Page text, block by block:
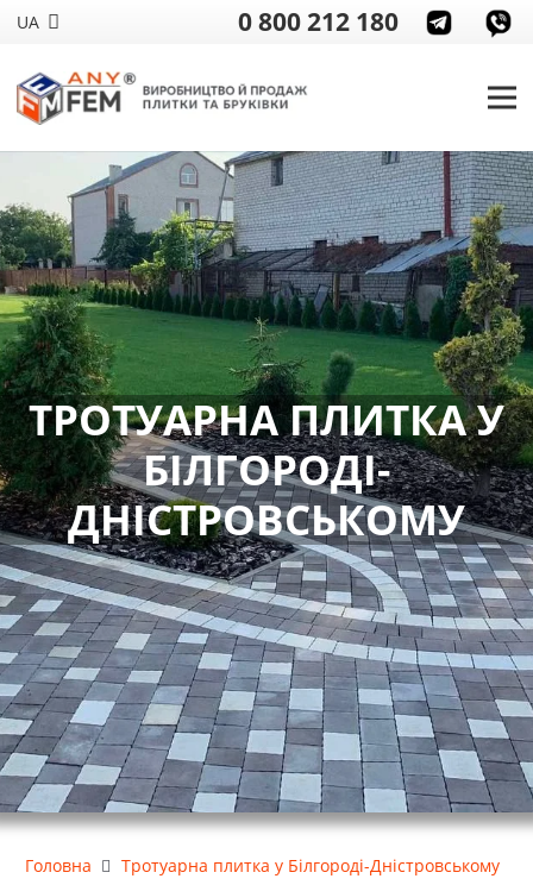
UA 0 800 212 180
ТРОТУАРНА ПЛИТКА У
БІЛГОРОДІ-
ДНІСТРОВСЬКОМУ
Головна Тротуарна плитка у Білгороді-Дністровському